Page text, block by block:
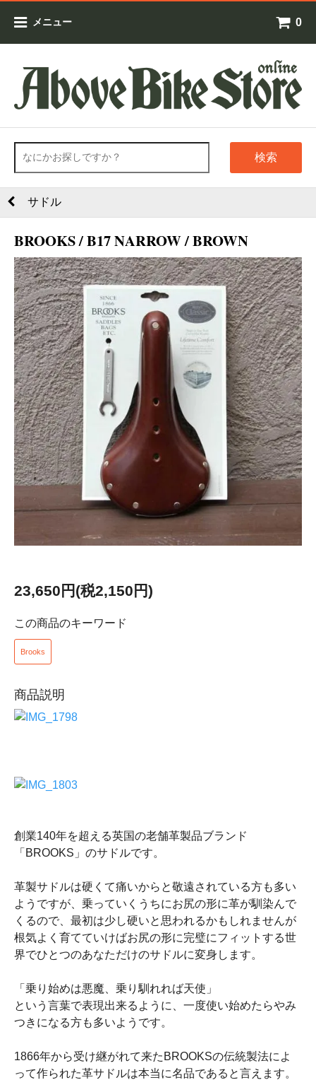
メニュー 0
検索
サドル
BROOKS / B17 NARROW / BROWN
23,650円(税2,150円)
この商品のキーワード
Brooks
商品説明
創業140年を超える英国の老舗革製品ブランド
「BROOKS」のサドルです。
革製サドルは硬くて痛いからと敬遠されている方も多い
ようですが、乗っていくうちにお尻の形に革が馴染んで
くるので、最初は少し硬いと思われるかもしれませんが
根気よく育てていけばお尻の形に完璧にフィットする世
界でひとつのあなただけのサドルに変身します。
「乗り始めは悪魔、乗り馴れれば天使」
という言葉で表現出来るように、一度使い始めたらやみ
つきになる方も多いようです。
1866年から受け継がれて来たBROOKSの伝統製法によ
って作られた革サドルは本当に名品であると言えます。